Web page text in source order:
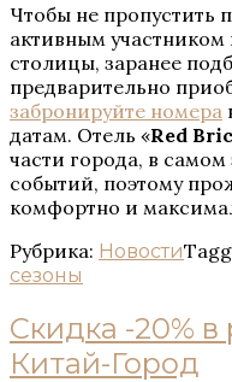
Чтобы не пропустить
активным
столицы, заранее
предварительно
забронируйте номера
датам. Отель «Red
части города, в
событий, поэтому
комфортно и
Рубрика: Новости
сезоны
Скидка -20% в
Китай-Город